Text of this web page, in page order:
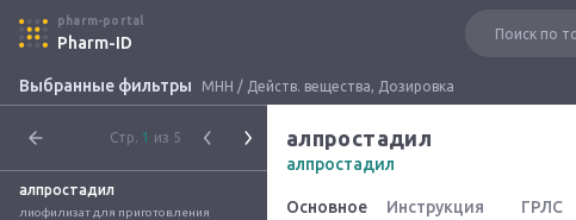
pharm-portal
Pharm-ID
Выбранные фильтры МНН / Действ. вещества, Дозировка
Стр. 1 из 5
алпростадил
лиофилизат для приготовления
алпростадил
алпростадил
Основное Инструкция ГРЛС